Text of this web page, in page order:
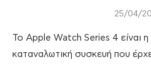
25/04/
Το Apple Watch Series 4 είναι
καταναλωτική συσκευή που